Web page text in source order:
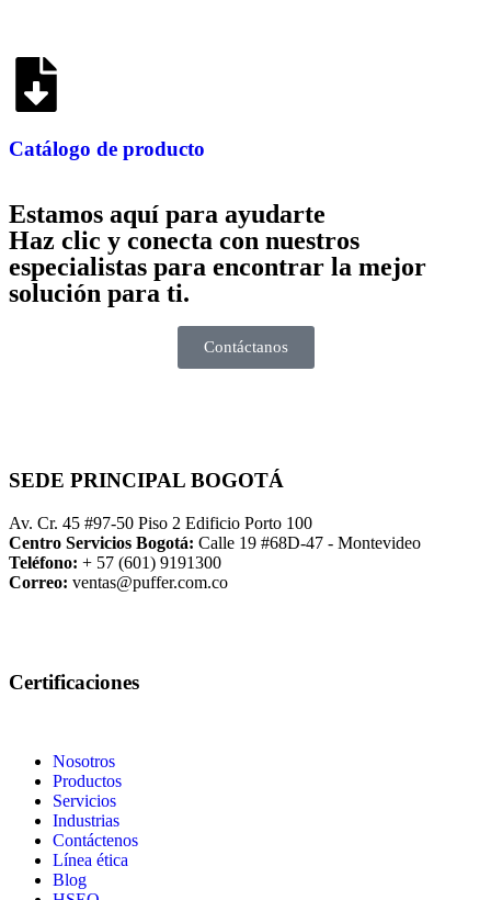
Catálogo de producto
Estamos aquí para ayudarte
Haz clic y conecta con nuestros
especialistas para encontrar la mejor
solución para ti.
Contáctanos
SEDE PRINCIPAL BOGOTÁ
Av. Cr. 45 #97-50 Piso 2 Edificio Porto 100
Centro Servicios Bogotá: Calle 19 #68D-47 - Montevideo
Teléfono: + 57 (601) 9191300
Correo: ventas@puffer.com.co
Certificaciones
Nosotros
Productos
Servicios
Industrias
Contáctenos
Línea ética
Blog